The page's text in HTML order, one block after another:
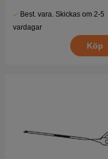
Best. vara. Skickas om 2-5
vardagar
Köp